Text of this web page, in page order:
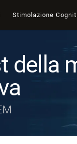
Stimolazione
della